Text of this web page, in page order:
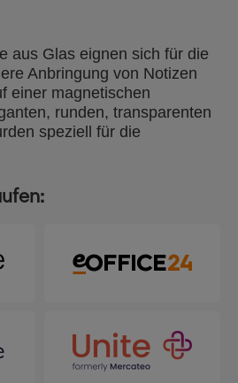
aus Glas eignen sich für die
Anbringung von Notizen
einer magnetischen
runden, transparenten
speziell für die
Oberflächen entwickelt und
mit 4 Magneten.